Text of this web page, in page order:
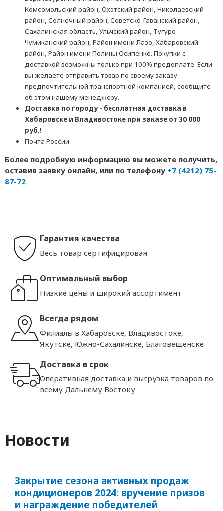
Комсомольский район, Охотский район, Николаевский
район, Солнечный район, Советско-Гаванский район,
Сахалинская область, Ульчский район, Тугуро-
Чумиканский район, Район имени Лазо, Хабаровский
район, Район имени Полины Осипенко. Покупки с
доставкой возможны только при 100% предоплате. Если
вы желаете отправить товар по своему заказу
предпочтительной транспортной компанией, сообщите
об этом нашему менеджеру.
Доставка по городу - бесплатная доставка в
Хабаровске и Владивостоке при заказе от 30 000
руб.!
Почта России
Более подробную информацию вы можете получить,
оставив заявку онлайн, или по телефону +7 (4212) 75-
87-72
Гарантия качества
Весь товар сертифицирован
Оптимальный выбор
Низкие цены и широкий ассортимент
Всегда рядом
Филиалы в Хабаровске, Владивостоке,
Якутске, Южно-Сахалинске, Благовещенске
Доставка в срок
Оперативная доставка и выгрузка товаров по
всему Дальнему Востоку
Новости
Закрытие сезона активных продаж
кондиционеров 2024: вручение призов
и награждение победителей